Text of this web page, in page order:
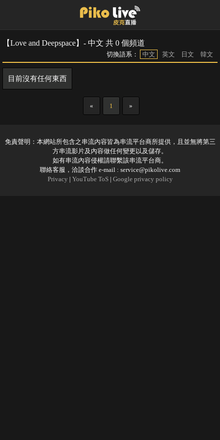
【Love and Deepspace】- 中文 共 0 個頻道
切換語系： 中文 英文 日文 韓文
目前沒有任何東西
« 1 »
免責聲明：本網站所包含之串流內容皆為串流平台商所提供，且並無將第三
方串流影片及內容做任何變更以及儲存。
如有串流內容侵權請聯繫該串流平台商。
聯絡客服，洽談合作 e-mail : service@pikolive.com
Privacy | YouTube ToS| Google privacy policy